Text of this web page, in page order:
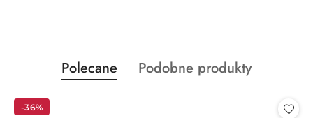
Pomiń karuzelę produktów
Produkty
o
Polecane
Produkty
Podobne produkty
-36%